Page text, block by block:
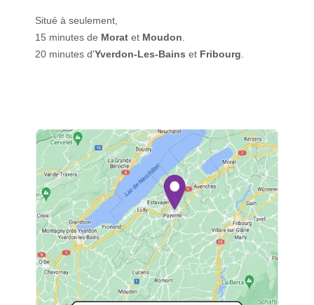
Situé à seulement,
15 minutes de Morat et Moudon
20 minutes d'Yverdon-Les-Bains et Fribourg